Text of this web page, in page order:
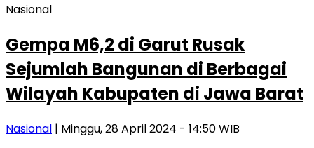
Nasional
Gempa M6,2 di Garut Rusak
Sejumlah Bangunan di Berbagai
Wilayah Kabupaten di Jawa Barat
Nasional | Minggu, 28 April 2024 - 14:50 WIB